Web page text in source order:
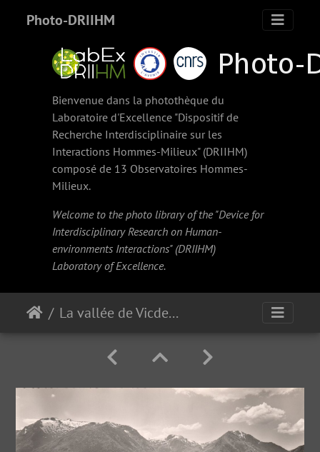
Photo-DRIIHM
Bienvenue dans la photothèque du
Laboratoire d'Excellence "Dispositif de
Recherche Interdisciplinaire sur les
Interactions Hommes-Milieux" (DRIIHM)
composé de 13 Observatoires Hommes-
Milieux.
Welcome to the photo library of the "Device for
Interdisciplinary Research on Human-
environments Interactions" (DRIIHM)
Laboratory of Excellence.
La vallée de Vicdessos